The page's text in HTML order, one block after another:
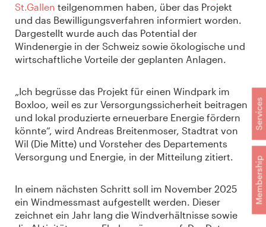
Membership
Services
St.Gallen teilgenommen haben, über das Projekt
und das Bewilligungsverfahren informiert worden.
Dargestellt wurde auch das Potential der
Windenergie in der Schweiz sowie ökologische und
wirtschaftliche Vorteile der geplanten Anlagen.
„Ich begrüsse das Projekt für einen Windpark im
Boxloo, weil es zur Versorgungssicherheit beitragen
und lokal produzierte erneuerbare Energie fördern
könnte“, wird Andreas Breitenmoser, Stadtrat von
Wil (Die Mitte) und Vorsteher des Departements
Versorgung und Energie, in der Mitteilung zitiert.
In einem nächsten Schritt soll im November 2025
ein Windmessmast aufgestellt werden. Dieser
zeichnet ein Jahr lang die Windverhältnisse sowie